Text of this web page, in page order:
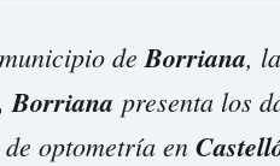
deBorriana,
Borriana presenta los
optometría en